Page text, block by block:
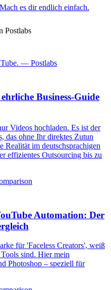
Mach es dir endlich einfach.
Postlabs
Business-Guide
Videos hochladen. Es ist der
das ohne Ihr direktes Zutun
Realität im deutschsprachigen
effizientes Outsourcing bis zu
Automation: Der
für 'Faceless Creators', weiß
sind. Hier mein
Photoshop – speziell für